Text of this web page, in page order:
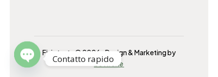
Fisiotesta © 2026- Design & Marketing by
bott.one
Contatto rapido
Open